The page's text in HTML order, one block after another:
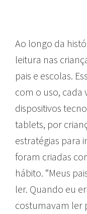
Ao longo da
leitura nas
pais e escolas.
com o uso, cada
dispositivos
tablets, por
estratégias para
foram criadas
hábito. “Meus
ler. Quando eu
costumavam ler